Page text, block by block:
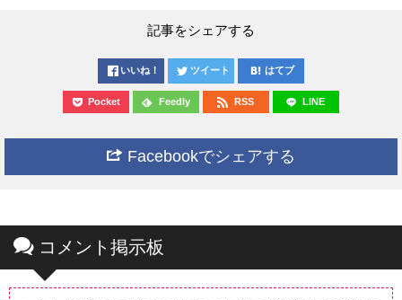
記事をシェアする
いいね！ ツイート はてブ
Pocket Feedly RSS LINE
Facebookでシェアする
コメント掲示板